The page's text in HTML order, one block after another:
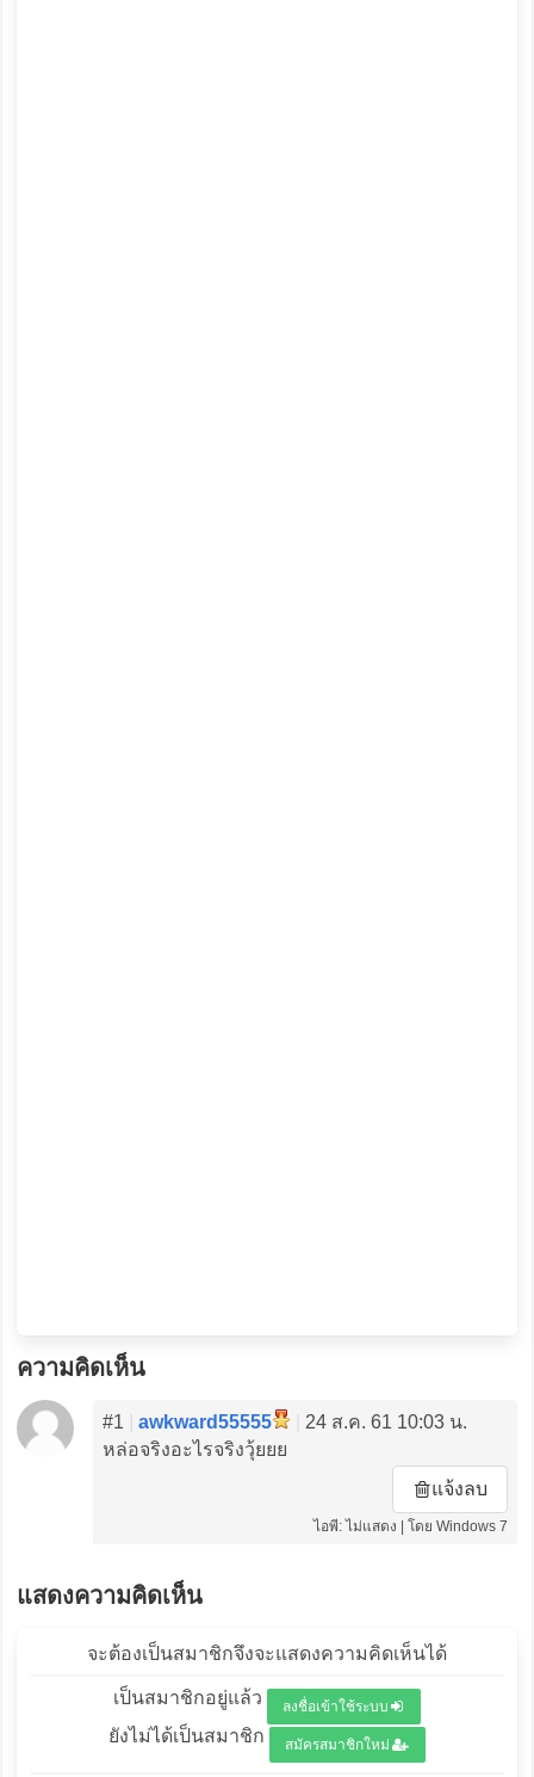
ความคิดเห็น
#1 awkward55555
24 ส.ค. 61 10:03 น.
หล่อจริงอะไรจริงวุ้ยยย
แจ้งลบ
ไอพี: ไม่แสดง | โดย Windows 7
แสดงความคิดเห็น
จะต้องเป็นสมาชิกจึงจะแสดงความคิดเห็นได้
เป็นสมาชิกอยู่แล้ว ลงชื่อเข้าใช้ระบบ
ยังไม่ได้เป็นสมาชิก สมัครสมาชิกใหม่